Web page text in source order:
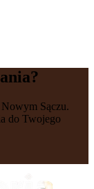
Sączu.
do Twojego